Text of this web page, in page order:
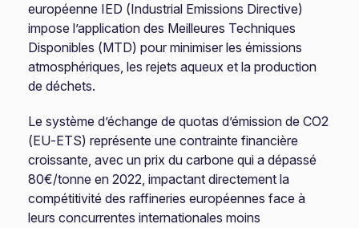
européenne IED (Industrial Emissions Directive)
impose l’application des Meilleures Techniques
Disponibles (MTD) pour minimiser les émissions
atmosphériques, les rejets aqueux et la production
de déchets.
Le système d’échange de quotas d’émission de CO2
(EU-ETS) représente une contrainte financière
croissante, avec un prix du carbone qui a dépassé
80€/tonne en 2022, impactant directement la
compétitivité des raffineries européennes face à
leurs concurrentes internationales moins